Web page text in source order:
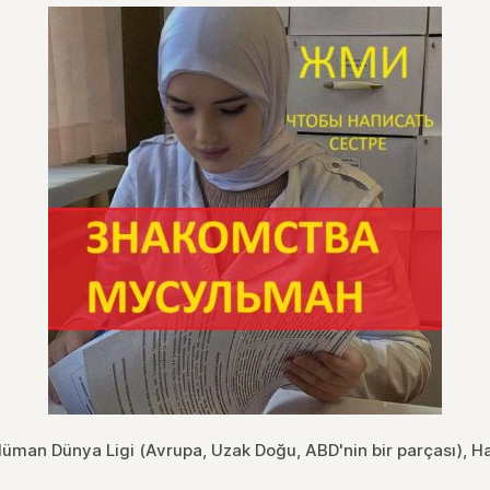
Dünya Ligi (Avrupa, Uzak Doğu, ABD'nin bir parçası),